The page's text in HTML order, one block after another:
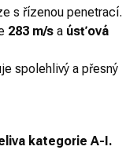
s řízenou penetrací.
283 m/s a úsťová
spolehlivý a přesný
kategorie A-I.